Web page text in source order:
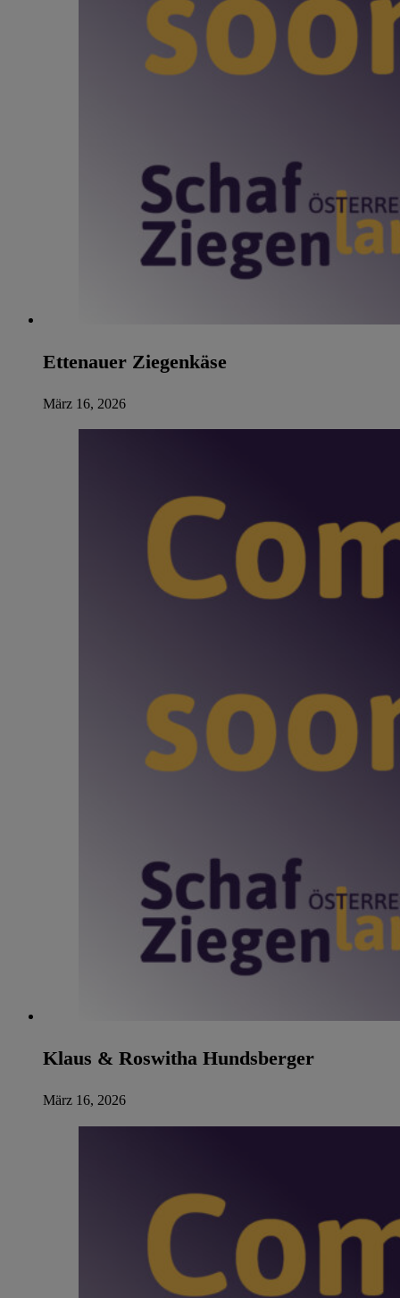
Ettenauer Ziegenkäse
März 16, 2026
Klaus & Roswitha Hundsberger
März 16, 2026